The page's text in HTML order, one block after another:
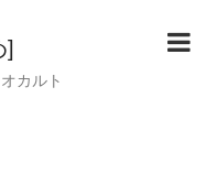
]
カルト